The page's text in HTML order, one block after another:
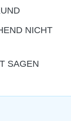
NICHT
SAGEN